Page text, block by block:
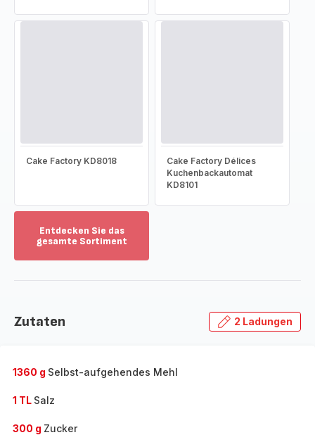
Cake Factory KD8018
Cake Factory Délices
Kuchenbackautomat
KD8101
Entdecken Sie das
gesamte Sortiment
das
Zutaten 2 Ladungen
1360 g Selbst-aufgehendes Mehl
1 TL Salz
300 g Zucker